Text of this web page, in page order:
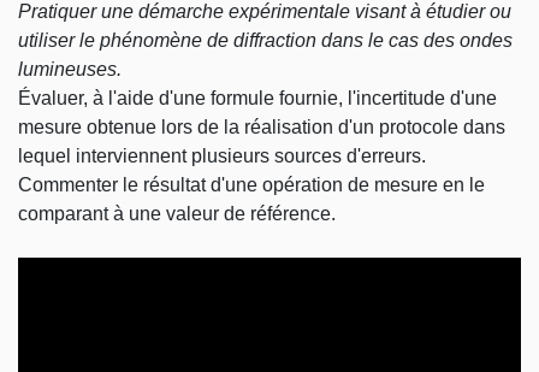
Pratiquer une démarche expérimentale visant à étudier ou
utiliser le phénomène de diffraction dans le cas des ondes
lumineuses.
Évaluer, à l'aide d'une formule fournie, l'incertitude d'une
mesure obtenue lors de la réalisation d'un protocole dans
lequel interviennent plusieurs sources d'erreurs.
Commenter le résultat d'une opération de mesure en le
comparant à une valeur de référence.